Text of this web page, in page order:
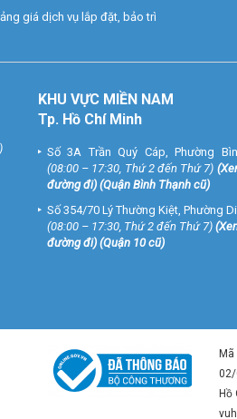
giá dịch vụ lắp đặt, bảo trì
KHU VỰC MIỀN NAM
Tp. Hồ Chí Minh
Số 3A Trần Quý Cáp, Phường
(08:00 – 17:30, Thứ 2 đến Thứ 7) (
đường đi) (Quận Bình Thạnh cũ)
Số 354/70 Lý Thường Kiệt, Phường
(08:00 – 17:30, Thứ 2 đến Thứ 7) (
đường đi) (Quận 10 cũ)
02/
Hồ